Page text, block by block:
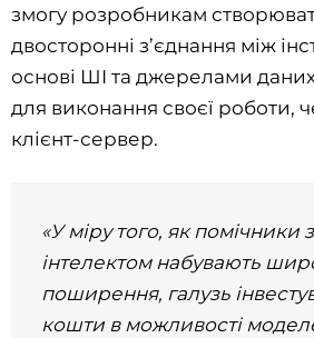
змогу розробникам
двосторонні з’єднання між
основі ШІ та джерелами даних,
для виконання своєї роботи,
клієнт-сервер.
«У міру того, як помічники
інтелектом набувають
поширення, галузь
кошти в можливості